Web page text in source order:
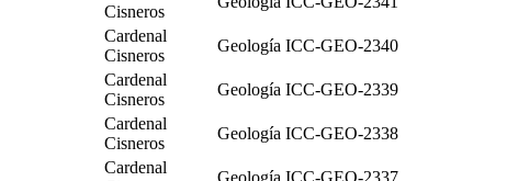
Cisneros
Cardenal
Cisneros
Geología ICC-GEO-2340
Cardenal
Cisneros
Geología ICC-GEO-2339
Cardenal
Cisneros
Geología ICC-GEO-2338
Cardenal
Geología ICC-GEO-2337